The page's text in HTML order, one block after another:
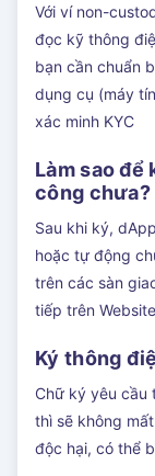
Với ví non-
đọc kỹ thông
bạn cần chuẩn
dụng cụ (máy
xác minh KYC
Làm sao để
công chưa?
Sau khi ký,
hoặc tự động
trên các sàn
tiếp trên
Ký thông
Chữ ký yêu cầu
thì sẽ không
độc hại, có thể